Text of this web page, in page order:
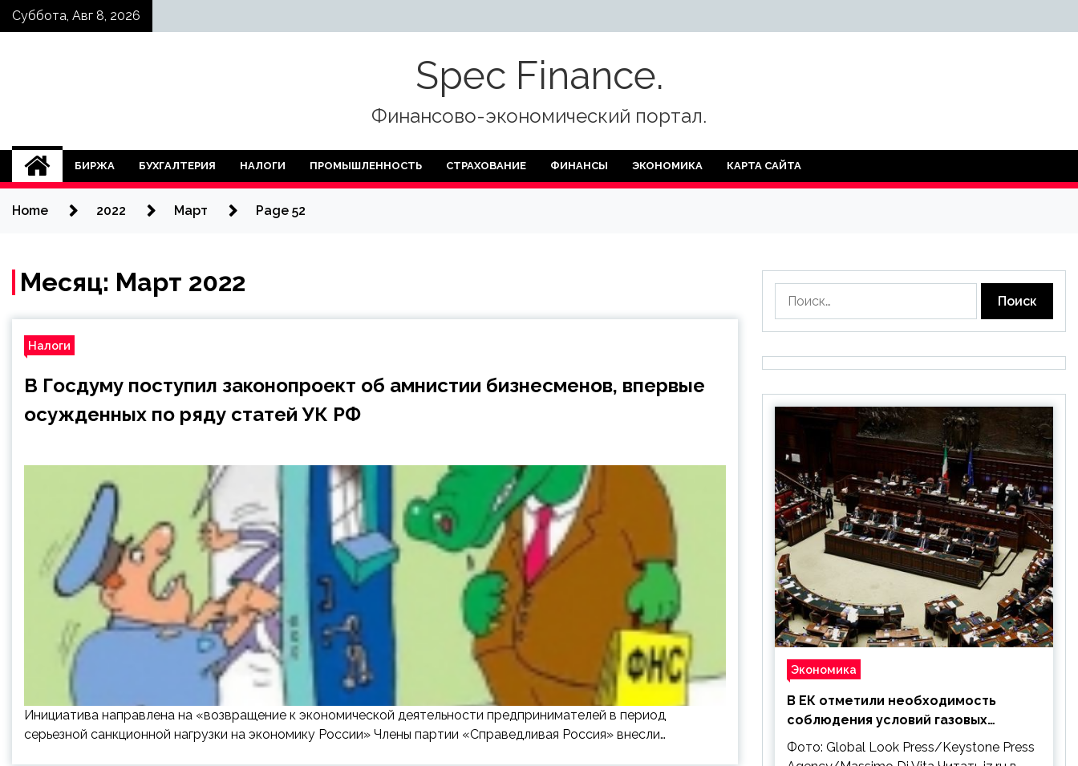
SkipСуббота, Авг 8, 2026
Spec Finance.
Финансово-экономический портал.
БИРЖА БУХГАЛТЕРИЯ НАЛОГИ ПРОМЫШЛЕННОСТЬ СТРАХОВАНИЕ ФИНАНСЫ ЭКОНОМИКА КАРТА САЙТА
Home 2022 Март Page 52
Месяц: Март 2022
Налоги
В Госдуму поступил законопроект об амнистии бизнесменов, впервые
осужденных по ряду статей УК РФ
Инициатива направлена на «возвращение к экономической деятельности предпринимателей в период
серьезной санкционной нагрузки на экономику России» Члены партии «Справедливая Россия» внесли…
Экономика
В ЕК отметили необходимость
соблюдения условий газовых
контрактов с РФ
Фото: Global Look Press/Keystone Press